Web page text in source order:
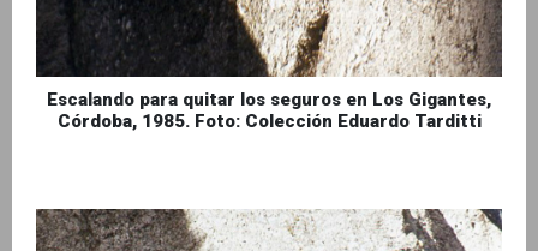
Escalando para quitar los seguros en Los Gigantes,
Córdoba, 1985. Foto: Colección Eduardo Tarditti